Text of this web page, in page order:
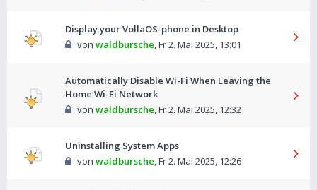
Display your VollaOS-phone in Desktop
von waldbursche,Fr 2. Mai 2025, 13:01
Automatically Disable Wi-Fi When Leaving the
Home Wi-Fi Network
von waldbursche,Fr 2. Mai 2025, 12:32
Uninstalling System Apps
von waldbursche,Fr 2. Mai 2025, 12:26